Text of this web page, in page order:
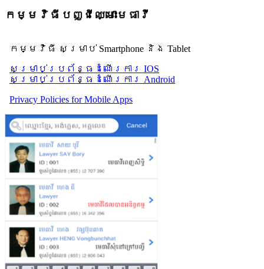
កម្មវិធីបញ្ជីឈ្មោះមេធាវី
កម្មវិធី សម្រាប់ Smartphone និង Tablet
សម្រាប់​ប្រព័ន្ធដំណើរការ IOS
សម្រាប់​ប្រព័ន្ធដំណើរការ Android
Privacy Policies for Mobile Apps